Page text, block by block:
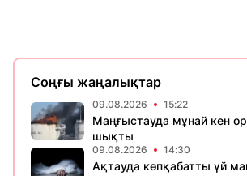
Соңғы жаңалықтар
09.08.2026 15:22
Маңғыстауда мұнай кен
шықты
09.08.2026 14:30
Ақтауда көпқабатты үй